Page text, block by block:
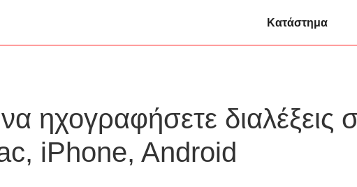
Κατάστημα
ηχογραφήσετε διαλέξεις
iPhone, Android